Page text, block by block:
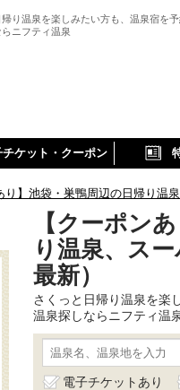
り温泉を楽しみたい方も、温泉宿を
ニフティ温泉
チケット・クーポン
り】池袋・巣鴨周辺の日帰り温
【クーポン
り温泉、ス
最新）
さくっと日帰り温泉を楽
温泉探しならニフティ温
電子チケットあり